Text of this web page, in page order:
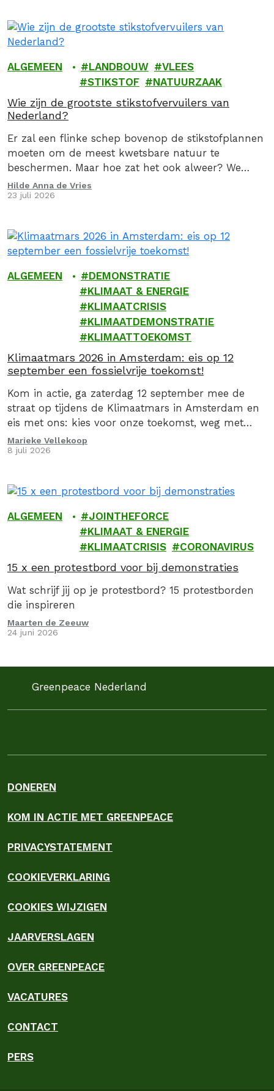
ALGEMEEN LANDBOUW
VLEES
STIKSTOF
NATUURZAAK
Wie zijn de grootste stikstofvervuilers van
Nederland?
Er zal een flinke schep bovenop de stikstofplannen
moeten om de meest kwetsbare natuur te
beschermen. Maar hoe zat het ook alweer? We
geven je graag een stoomcursus
stikstofproblematiek.
Hilde Anna de Vries
23 juli 2026
ALGEMEEN
DEMONSTRATIE
KLIMAAT & ENERGIE
KLIMAATCRISIS
KLIMAATDEMONSTRATIE
KLIMAATTOEKOMST
Klimaatmars 2026 in Amsterdam: eis op 12
september een fossielvrije toekomst!
Kom in actie, ga zaterdag 12 september mee de
straat op tijdens de Klimaatmars in Amsterdam en
eis met ons: kies voor onze toekomst, weg met
fossiel!
Marieke Vellekoop
8 juli 2026
ALGEMEEN
JOINTHEFORCE
KLIMAAT & ENERGIE
KLIMAATCRISIS
CORONAVIRUS
15 x een protestbord voor bij demonstraties
Wat schrijf jij op je protestbord? 15 protestborden
die inspireren
Maarten de Zeeuw
24 juni 2026
Greenpeace Nederland
DONEREN
KOM IN ACTIE MET GREENPEACE
PRIVACYSTATEMENT
COOKIEVERKLARING
COOKIES WIJZIGEN
JAARVERSLAGEN
OVER GREENPEACE
VACATURES
CONTACT
PERS